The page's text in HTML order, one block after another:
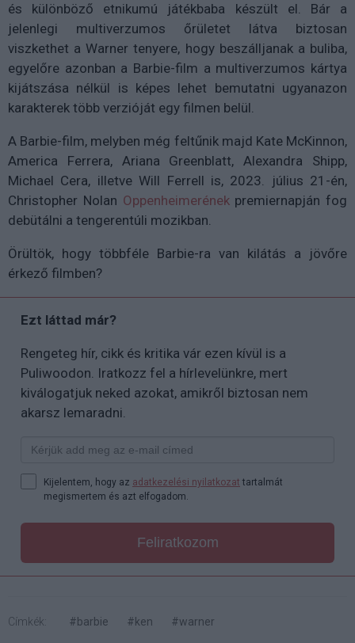
és különböző etnikumú játékbaba készült el. Bár a
jelenlegi multiverzumos őrületet látva biztosan
viszkethet a Warner tenyere, hogy beszálljanak a buliba,
egyelőre azonban a Barbie-film a multiverzumos kártya
kijátszása nélkül is képes lehet bemutatni ugyanazon
karakterek több verzióját egy filmen belül.
A Barbie-film, melyben még feltűnik majd Kate McKinnon,
America Ferrera, Ariana Greenblatt, Alexandra Shipp,
Michael Cera, illetve Will Ferrell is, 2023. július 21-én,
Christopher Nolan Oppenheimerénekpremiernapján fog
debütálni a tengerentúli mozikban.
Örültök, hogy többféle Barbie-ra van kilátás a jövőre
érkező filmben?
Ezt láttad már?
Rengeteg hír, cikk és kritika vár ezen kívül is a
Puliwoodon. Iratkozz fel a hírlevelünkre, mert
kiválogatjuk neked azokat, amikről biztosan nem
akarsz lemaradni.
Kijelentem, hogy az adatkezelési nyilatkozat tartalmát
megismertem és azt elfogadom.
Feliratkozom
Címkék: #barbie #ken #warner